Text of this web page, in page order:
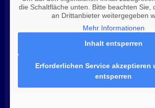
die Schaltfläche unten. Bitte beachten Sie,
an Drittanbieter weitergegeben
Mehr Informationen
Inhalt entsperren
Erforderlichen Service akzeptieren
entsperren